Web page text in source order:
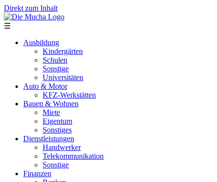
Direkt zum Inhalt
☰
Ausbildung
Kindergärten
Schulen
Sonstige
Universitäten
Auto & Motor
KFZ-Werkstätten
Bauen & Wohnen
Miete
Eigentum
Sonstiges
Dienstleistungen
Handwerker
Telekommunikation
Sonstige
Finanzen